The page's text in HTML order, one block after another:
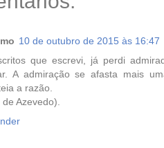
10 de outubro de 2015 às 16:47
que escrevi, já perdi
A admiração se afasta mais
a razão.
de Azevedo).